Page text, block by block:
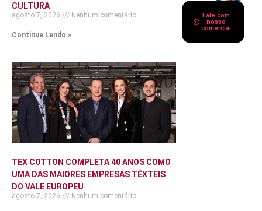
CULTURA
agosto 7, 2026 Nenhum comentário
Continue Lendo »
TEX COTTON COMPLETA 40 ANOS COMO
UMA DAS MAIORES EMPRESAS TÊXTEIS
DO VALE EUROPEU
agosto 7, 2026 Nenhum comentário
Fale com
nosso
comercial